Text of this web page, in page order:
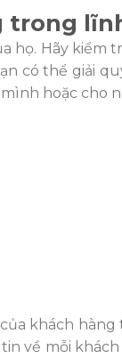
trong
họ. Hãy kiểm
có thể giải
hoặc cho
khách
về mỗi